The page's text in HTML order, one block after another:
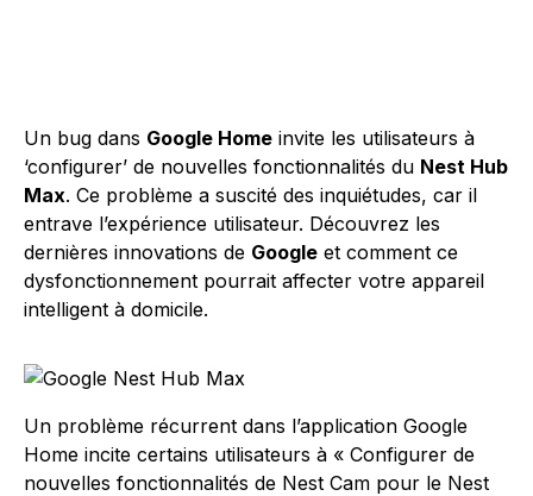
Un bug dans Google Home invite les utilisateurs à
‘configurer’ de nouvelles fonctionnalités du Nest Hub
Max. Ce problème a suscité des inquiétudes, car il
entrave l’expérience utilisateur. Découvrez les
dernières innovations de Google et comment ce
dysfonctionnement pourrait affecter votre appareil
intelligent à domicile.
Un problème récurrent dans l’application Google
Home incite certains utilisateurs à « Configurer de
nouvelles fonctionnalités de Nest Cam pour le Nest